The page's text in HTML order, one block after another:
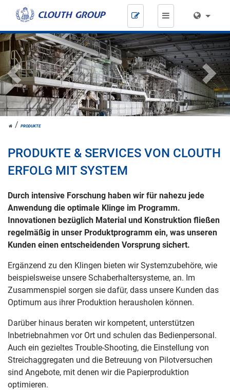
Zum
Inhalt
springen
Previous
Next
HOME
PRODUKTE
PRODUKTE & SERVICES VON CLOUTH
ERFOLG MIT SYSTEM
Durch intensive Forschung haben wir für nahezu jede
Anwendung die optimale Klinge im Programm.
Innovationen bezüglich Material und Konstruktion fließen
regelmäßig in unser Produktprogramm ein, was unseren
Kunden einen entscheidenden Vorsprung sichert.
Ergänzend zu den Klingen bieten wir Systemzubehöre, wie
beispielsweise unsere Schaberhaltersysteme, an. Im
Zusammenspiel sorgen sie dafür, dass unsere Kunden das
Optimum aus ihrer Produktion herausholen können.
Darüber hinaus beraten wir kompetent, unterstützen
Inbetriebnahmen vor Ort und schulen das Bedienpersonal.
Auch ein gezieltes Trouble-Shooting, die Einstellung von
Streichaggregaten und die Betreuung von Pilotversuchen
sind Angebote, mit denen wir die Papierproduktion
optimieren.